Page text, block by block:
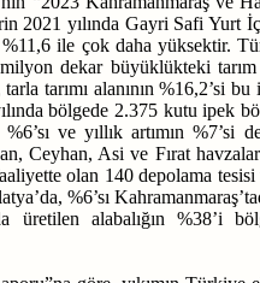
2021 yılında Gayri Safi Yurt
ile çok daha yüksektir.
dekar büyüklükteki
tarımı alanının %16,2’si
bölgede 2.375 kutu ipek
ve yıllık artımın
Ceyhan, Asi ve Fırat
olan 140 depolama
%6’sı
alabalığın %38’i